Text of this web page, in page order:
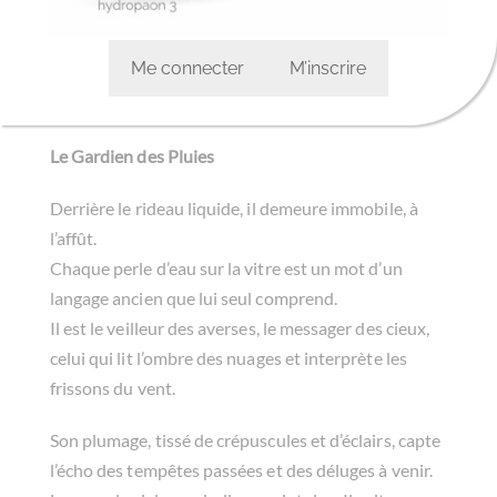
Me connecter M’inscrire
Le Gardien des Pluies
Derrière le rideau liquide, il demeure immobile, à
l’affût.
Chaque perle d’eau sur la vitre est un mot d’un
langage ancien que lui seul comprend.
Il est le veilleur des averses, le messager des cieux,
celui qui lit l’ombre des nuages et interprète les
frissons du vent.
Son plumage, tissé de crépuscules et d’éclairs, capte
l’écho des tempêtes passées et des déluges à venir.